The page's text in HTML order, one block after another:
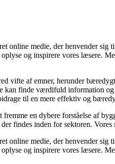
online medie, der henvender sig
og inspirere vores læsere.
vifte af emner, herunder
kan finde værdifuld information
til en mere effektiv og
fremme en dybere forståelse af
findes inden for sektoren.
online medie, der henvender sig
og inspirere vores læsere.